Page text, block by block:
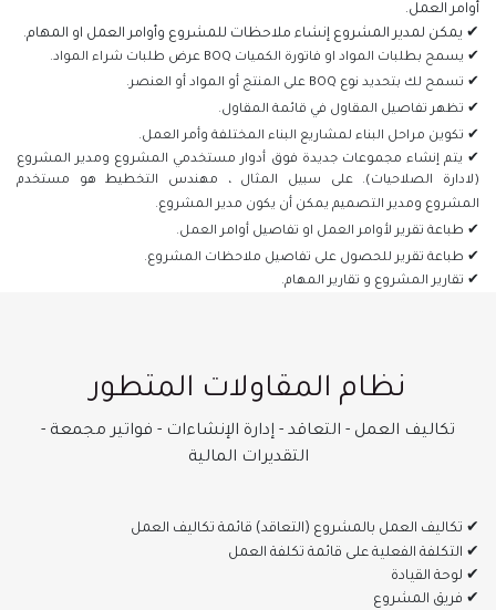
أوامر العمل.
✔ يمكن لمدير المشروع إنشاء ملاحظات للمشروع وأوامر العمل او المهام.
✔ يسمح بطلبات المواد او فاتورة الكميات BOQ عرض طلبات شراء المواد.
✔ تسمح لك بتحديد نوع BOQ على المنتج أو المواد أو العنصر.
✔ تظهر تفاصيل المقاول في قائمة المقاول.
✔ تكوين مراحل البناء لمشاريع البناء المختلفة وأمر العمل.
✔ يتم إنشاء مجموعات جديدة فوق أدوار مستخدمي المشروع ومدير المشروع
(لادارة الصلاحيات). على سبيل المثال ، مهندس التخطيط هو مستخدم
المشروع ومدير التصميم يمكن أن يكون مدير المشروع.
✔ طباعة تقرير لأوامر العمل او تفاصيل أوامر العمل.
✔ طباعة تقرير للحصول على تفاصيل ملاحظات المشروع.
✔ تقارير المشروع و تقارير المهام.
نظام المقاولات المتطور
تكاليف العمل - التعاقد - إدارة الإنشاءات - فواتير مجمعة -
التقديرات المالية
✔ تكاليف العمل بالمشروع (التعاقد) قائمة تكاليف العمل
✔ التكلفة الفعلية على قائمة تكلفة العمل
✔ لوحة القيادة
✔ فريق المشروع